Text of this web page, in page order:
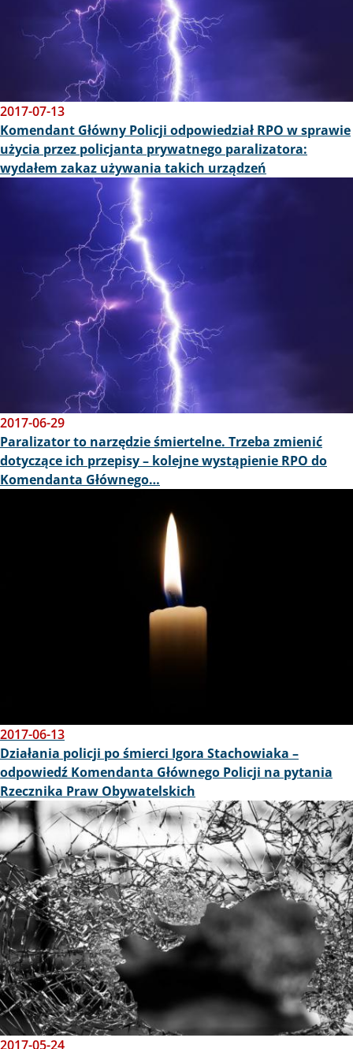
2017-07-13
Komendant Główny Policji odpowiedział RPO w sprawie
użycia przez policjanta prywatnego paralizatora:
wydałem zakaz używania takich urządzeń
2017-06-29
Paralizator to narzędzie śmiertelne. Trzeba zmienić
dotyczące ich przepisy – kolejne wystąpienie RPO do
Komendanta Głównego…
2017-06-13
Działania policji po śmierci Igora Stachowiaka –
odpowiedź Komendanta Głównego Policji na pytania
Rzecznika Praw Obywatelskich
Obraz
2017-05-24